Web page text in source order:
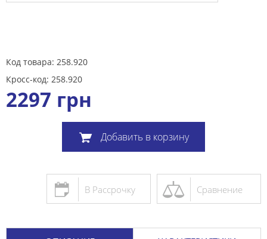
Код товара: 258.920
Кросс-код: 258.920
2297 грн
Добавить в корзину
Сравнение
В Рассрочку